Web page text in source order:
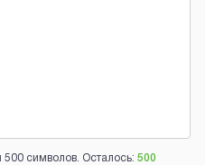
символов. Осталось: 500